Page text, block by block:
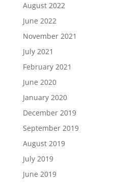
August 2022
June 2022
November 2021
July 2021
February 2021
June 2020
January 2020
December 2019
September 2019
August 2019
July 2019
June 2019